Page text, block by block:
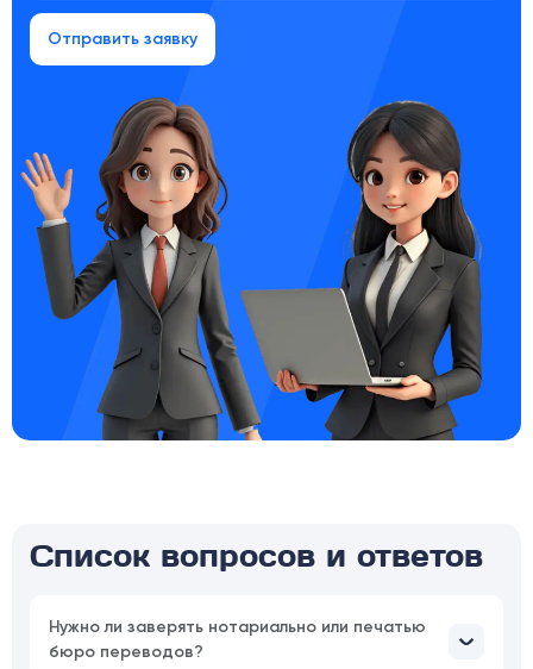
Отправить заявку
Список вопросов и ответов
Нужно ли заверять нотариально или печатью
бюро переводов?